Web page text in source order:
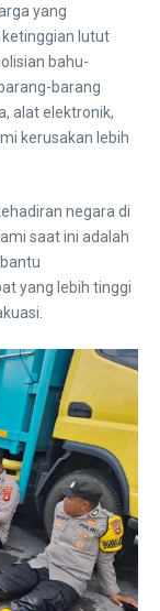
yang
ketinggian lutut
bahu-
barang
alat elektronik,
kerusakan lebih
negara di
saat ini adalah
yang lebih tinggi